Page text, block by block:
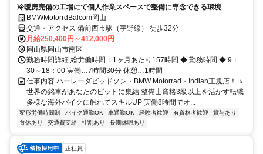
冷暖房完備の工場にて個人作業スペースで整備に専念できる環境
BMWMotorrdBalcom岡山
交通・アクセス 備前西市駅（宇野線） 徒歩32分
月給250,400円～412,000円
岡山県岡山市南区
勤務時間詳細 総労働時間：1ヶ月あたり157時間 ◆ 勤務時間 ◆ 9：
30～18：00 実働…7時間30分 休憩…1時間
仕事内容 ハーレーダビッドソン・BMW Motorrad・Indian正規店！ ⭐
世界の銘車があなたのピットに集結 整備士資格3級以上を活かす転職
多様な海外バイクに触れてスキルUP 実働8時間でオ...
変形労働時間制 バイク通勤OK 車通勤OK 経験者歓迎 有資格者歓迎
賞与あり
育休あり
交通費支給 社割あり 長期休暇あり
正社員